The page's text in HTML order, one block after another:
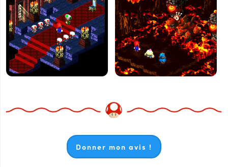
Donner mon avis !